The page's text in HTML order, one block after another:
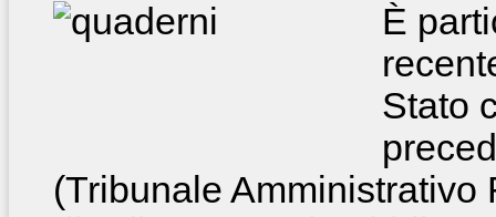
È
Stato
(Tribunale